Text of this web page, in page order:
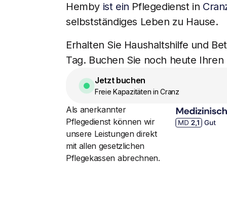
Hemby ist ein Pflegedienst in
selbstständiges Leben zu Hause.
Erhalten Sie Haushaltshilfe und
Tag. Buchen Sie noch heute
Jetzt buchen
Freie Kapazitäten in Cranz
Als anerkannter
Pflegedienst können wir
unsere Leistungen direkt
mit allen gesetzlichen
Pflegekassen abrechnen.